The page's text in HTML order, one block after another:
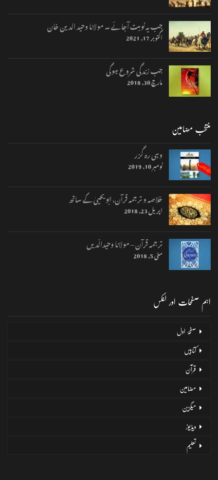
جب یہ نوبت آجائے ۔ مولانا وحید الدین خان
اکتوبر 17, 2021
جب زندگی شروع ہوگی
مارچ 30, 2018
منتخب مضامین
وہی رہ گزر
نومبر 10, 2019
خلاصہ و ترجمہ قرآن، ابو یحییٰ کے ساتھ
اپریل 23, 2018
ترجمہ قرآن – مولانا وحیدالّدیں
مئی 5, 2018
اہم صفحات اور لنکس
صفحۂ اول
کتابیں
قرآن
مضامین
میگزین
ویڈیوز
تعلیم